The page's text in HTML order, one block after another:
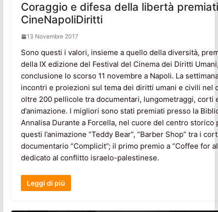
Coraggio e difesa della libertà
CineNapoliDiritti
13 Novembre 2017
Sono questi i valori, insieme a quello della diversità,
della IX edizione del Festival del Cinema dei Diritti
conclusione lo scorso 11 novembre a Napoli. La
incontri e proiezioni sul tema dei diritti umani e civili nel
oltre 200 pellicole tra documentari, lungometraggi, corti
d’animazione. I migliori sono stati premiati presso la
Annalisa Durante a Forcella, nel cuore del centro storico
questi l’animazione “Teddy Bear”, “Barber Shop” tra i
documentario “Complicit”; il primo premio a “Coffee for
dedicato al conflitto israelo-palestinese.
Leggi di più